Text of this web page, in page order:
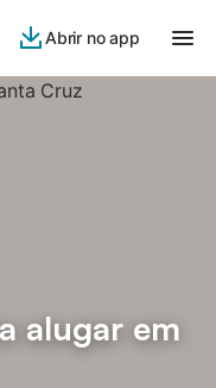
Abrir no app
alugar em